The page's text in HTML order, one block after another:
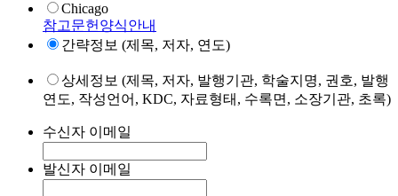
Chicago
참고문헌양식안내
간략정보 (제목, 저자, 연도)
상세정보 (제목, 저자, 발행기관, 학술지명, 권호, 발행
연도, 작성언어, KDC, 자료형태, 수록면, 소장기관, 초록)
수신자 이메일
발신자 이메일